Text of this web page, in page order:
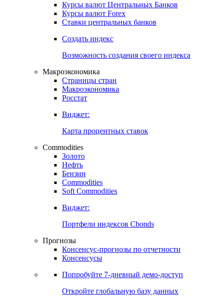
Индикаторы рынка
Поиск индексов
Курсы валют Центральных Банков
Ставки центральных банков
Создать индекс
Возможность создания своего индекса
Страницы стран
Росстат
Виджет:
Карта процентных ставок
Commodities
Золото
Бензин
Soft Commodities
Виджет:
Портфели индексов Cbonds
Прогнозы
Консенсусы